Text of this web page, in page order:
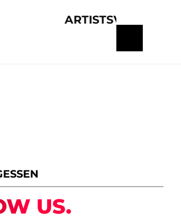
ARTISTS
US.